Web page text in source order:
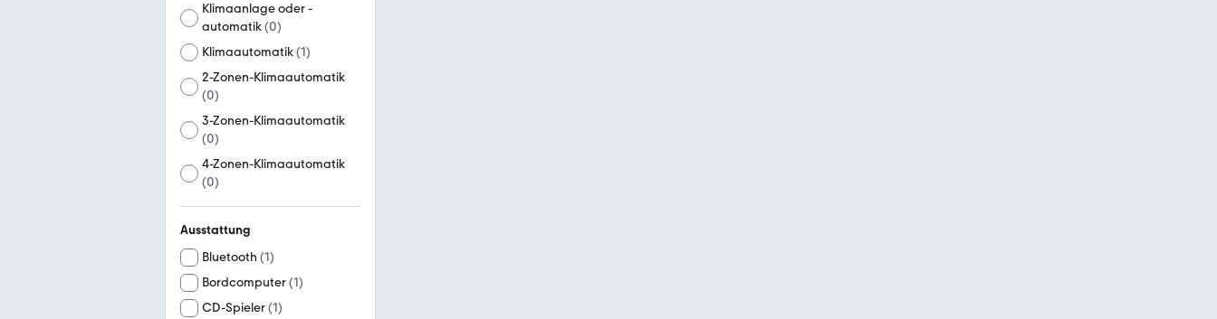
Klimaanlage oder -
automatik(0)
Klimaautomatik(1)
2-Zonen-Klimaautomatik
(0)
3-Zonen-Klimaautomatik
(0)
4-Zonen-Klimaautomatik
(0)
Ausstattung
Bluetooth (1)
Bordcomputer(1)
CD-Spieler(1)